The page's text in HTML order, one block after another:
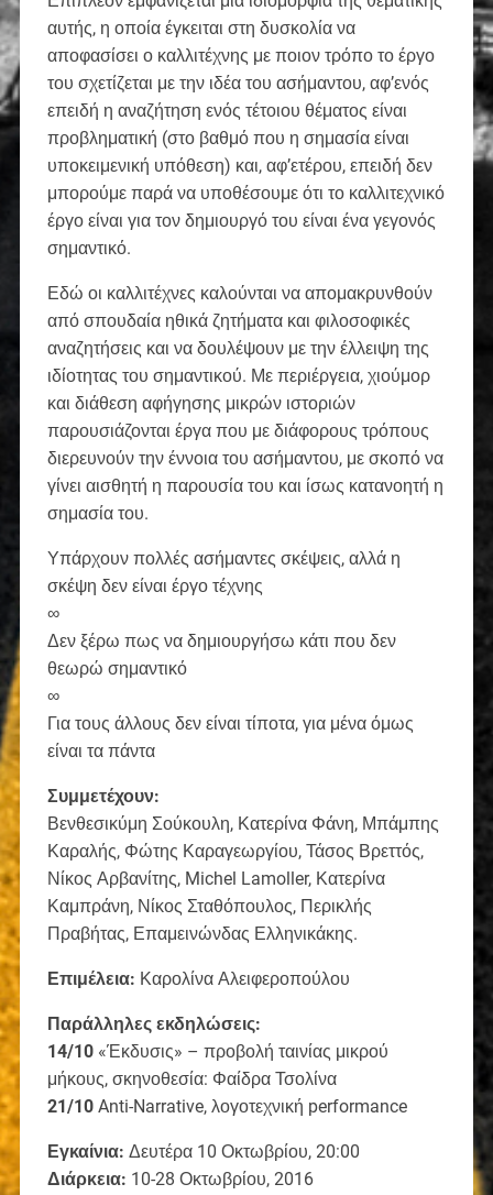
αυτής, η οποία έγκειται στη δυσκολία να
αποφασίσει ο καλλιτέχνης με ποιον τρόπο το έργο
του σχετίζεται με την ιδέα του ασήμαντου, αφ’ενός
επειδή η αναζήτηση ενός τέτοιου θέματος είναι
προβληματική (στο βαθμό που η σημασία είναι
υποκειμενική υπόθεση) και, αφ’ετέρου, επειδή δεν
μπορούμε παρά να υποθέσουμε ότι το καλλιτεχνικό
έργο είναι για τον δημιουργό του είναι ένα γεγονός
σημαντικό.
Εδώ οι καλλιτέχνες καλούνται να απομακρυνθούν
από σπουδαία ηθικά ζητήματα και φιλοσοφικές
αναζητήσεις και να δουλέψουν με την έλλειψη της
ιδίοτητας του σημαντικού. Με περιέργεια, χιούμορ
και διάθεση αφήγησης μικρών ιστοριών
παρουσιάζονται έργα που με διάφορους τρόπους
διερευνούν την έννοια του ασήμαντου, με σκοπό να
γίνει αισθητή η παρουσία του και ίσως κατανοητή η
σημασία του.
Υπάρχουν πολλές ασήμαντες σκέψεις, αλλά η
σκέψη δεν είναι έργο τέχνης
∞
Δεν ξέρω πως να δημιουργήσω κάτι που δεν
θεωρώ σημαντικό
∞
Για τους άλλους δεν είναι τίποτα, για μένα όμως
είναι τα πάντα
Συμμετέχουν:
Βενθεσικύμη Σούκουλη, Κατερίνα Φάνη, Μπάμπης
Καραλής, Φώτης Καραγεωργίου, Τάσος Βρεττός,
Νίκος Αρβανίτης, Michel Lamoller, Κατερίνα
Καμπράνη, Νίκος Σταθόπουλος, Περικλής
Πραβήτας, Επαμεινώνδας Ελληνικάκης.
Επιμέλεια: Καρολίνα Αλειφεροπούλου
Παράλληλες εκδηλώσεις:
14/10 «Έκδυσις» – προβολή ταινίας μικρού
μήκους, σκηνοθεσία: Φαίδρα Τσολίνα
21/10Anti-Narrative, λογοτεχνική performance
Εγκαίνια: Δευτέρα 10 Οκτωβρίου, 20:00
Διάρκεια: 10-28 Οκτωβρίου, 2016